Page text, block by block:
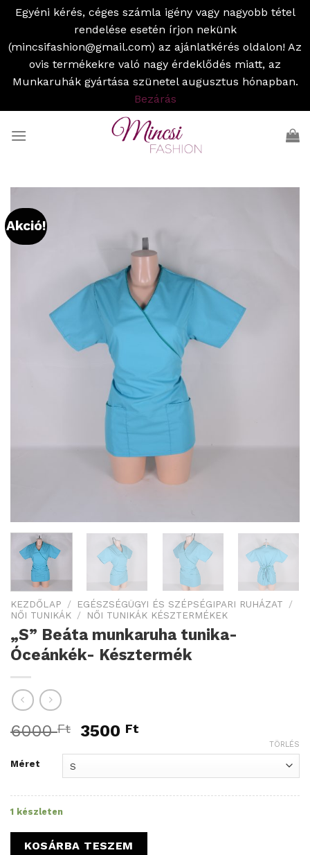
Egyéni kérés, céges számla igény vagy nagyobb tétel
rendelése esetén írjon nekünk
(mincsifashion@gmail.com) az ajánlatkérés oldalon! Az
ovis termékekre való nagy érdeklődés miatt, az
Munkaruhák gyártása szünetel augusztus hónapban.
Bezárás
Akció!
KEZDŐLAP / EGÉSZSÉGÜGYI ÉS SZÉPSÉGIPARI RUHÁZAT
/
NŐI TUNIKÁK / NŐI TUNIKÁK KÉSZTERMÉKEK
„S” Beáta munkaruha tunika-
Óceánkék- Késztermék
6000Ft
Original
6000 Ft.
3500 Ft
3500 Ft.
Méret
TÖRLÉS
1 készleten
KOSÁRBA TESZEM